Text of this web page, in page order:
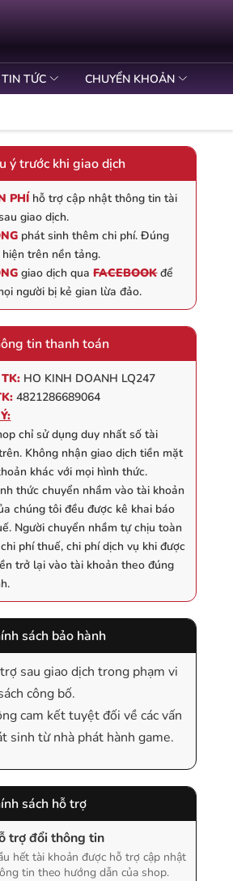
TIN TỨC CHUYỂN KHOẢN
ý trước khi giao dịch
PHÍ hỗ trợ cập nhật thông tin tài
giao dịch.
phát sinh thêm chi phí. Đúng
trên nền tảng.
giao dịch quaFACEBOOKđể
người bị kẻ gian lừa đảo.
tin thanh toán
HO KINH DOANH LQ247
4821286689064
chỉ sử dụng duy nhất số tài
Không nhận giao dịch tiền mặt
khác với mọi hình thức.
thức chuyển nhầm vào tài khoản
chúng tôi đều được kê khai báo
Người chuyển nhầm tự chịu toàn
phí thuế, chi phí dịch vụ khi được
trở lại vào tài khoản theo đúng
sách bảo hành
sau giao dịch trong phạm vi
công bố.
cam kết tuyệt đối về các vấn
sinh từ nhà phát hành game.
sách hỗ trợ
trợ đổi thông tin
hết tài khoản được hỗ trợ cập nhật
tin theo hướng dẫn của shop.